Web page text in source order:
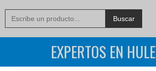
EXPERTOS EN HULE